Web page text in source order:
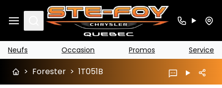
Search
Neufs Occasion Promos Service
> Forester > 1T051B